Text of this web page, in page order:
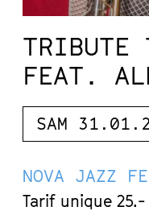
TRIBUTE
FEAT.
SAM
NOVA JAZZ
Tarif unique 25.-